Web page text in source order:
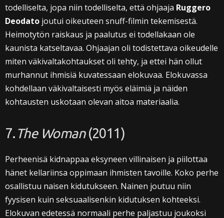
todelliselta, jopa niin todelliselta, että ohjaaja Ruggero
Deodato joutui oikeuteen snuff-filmin tekemisestä.
Heimotytön raiskaus ja paalutus ei todellakaan ole
kaunista katseltavaa. Ohjaajan oli todistettava oikeudelle
miten väkivaltakohtaukset oli tehty, ja ettei hän ollut
murhannut ihmisiä kuvatessaan elokuvaa. Elokuvassa
kohdellaan väkivaltaisesti myös eläimiä ja näiden
kohtausten uskotaan olevan aitoa materiaalia.
7. The Woman (2011)
Perheenisä kidnappaa eksyneen villinaisen ja piilottaa
hänet kellariinsa oppimaan ihmisten tavoille. Koko perhe
osallistuu naisen kidutukseen. Nainen joutuu niin
fyysisen kuin seksuaalisenkin kidutuksen kohteeksi.
Elokuvan edetessä normaali perhe paljastuu joukoksi